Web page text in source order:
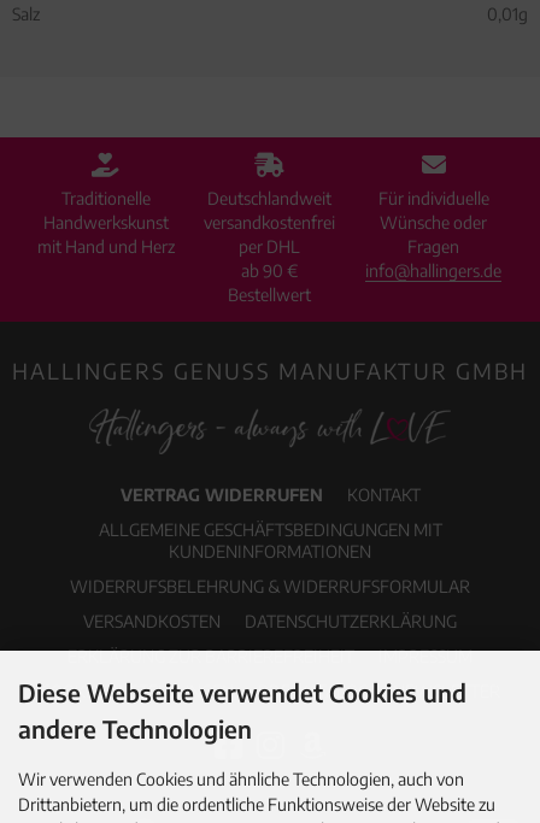
Salz
0,01g
Traditionelle
Handwerkskunst
mit Hand und Herz
Deutschlandweit
versandkostenfrei
per DHL
ab 90 €
Bestellwert
Für individuelle
Wünsche oder
Fragen
info@hallingers.de
HALLINGERS GENUSS MANUFAKTUR GMBH
VERTRAG WIDERRUFEN
KONTAKT
ALLGEMEINE GESCHÄFTSBEDINGUNGEN MIT
KUNDENINFORMATIONEN
WIDERRUFSBELEHRUNG & WIDERRUFSFORMULAR
VERSANDKOSTEN
DATENSCHUTZERKLÄRUNG
ERKLÄRUNG ZUR BARRIEREFREIHEIT
IMPRESSUM
COOKIE EINSTELLUNGEN
PDF-KATALOG NEWSLETTER
Diese Webseite verwendet Cookies und
andere Technologien
Wir verwenden Cookies und ähnliche Technologien, auch von
Drittanbietern, um die ordentliche Funktionsweise der Website zu